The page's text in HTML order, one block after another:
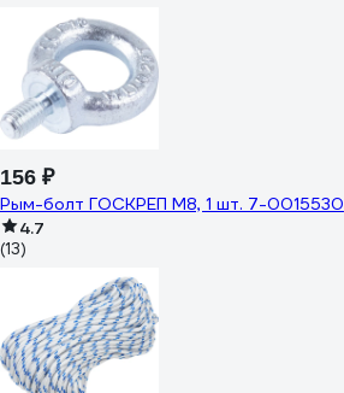
156 ₽
Рым-болт ГОСКРЕП М8, 1 шт. 7-0015530
4.7
(13)